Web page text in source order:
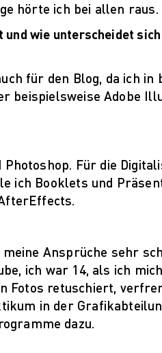
hörte ich bei allen raus.
wie unterscheidet
für den Blog, da ich in
beispielsweise Adobe
Für die
Booklets und
Ansprüche sehr
ich war 14, als ich
Fotos retuschiert,
in der
dazu.